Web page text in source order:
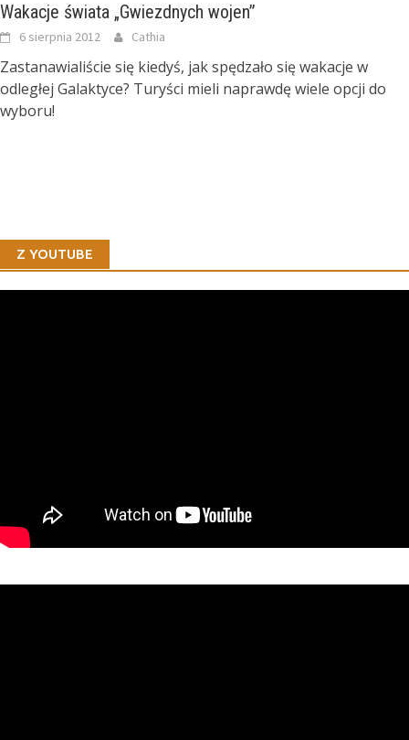
Wakacje świata „Gwiezdnych wojen”
6 sierpnia 2012 Cathia
Zastanawialiście się kiedyś, jak spędzało się wakacje w
odległej Galaktyce? Turyści mieli naprawdę wiele opcji do
wyboru!
Z YOUTUBE